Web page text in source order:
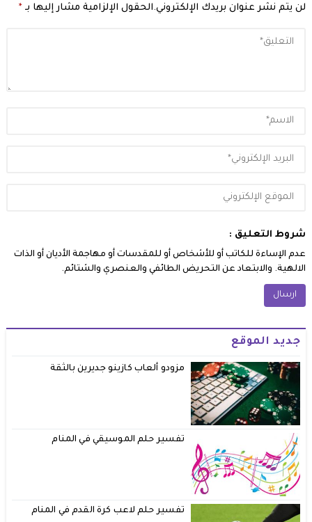
لن يتم نشر عنوان بريدك الإلكتروني.الحقول الإلزامية مشار إليها بـ *
شروط التعليق :
عدم الإساءة للكاتب أو للأشخاص أو للمقدسات أو مهاجمة الأديان أو الذات
الالهية. والابتعاد عن التحريض الطائفي والعنصري والشتائم.
جديد الموقع
مزودو ألعاب كازينو جديرين بالثقة
تفسير حلم الموسيقي في المنام
تفسير حلم لاعب كرة القدم في المنام